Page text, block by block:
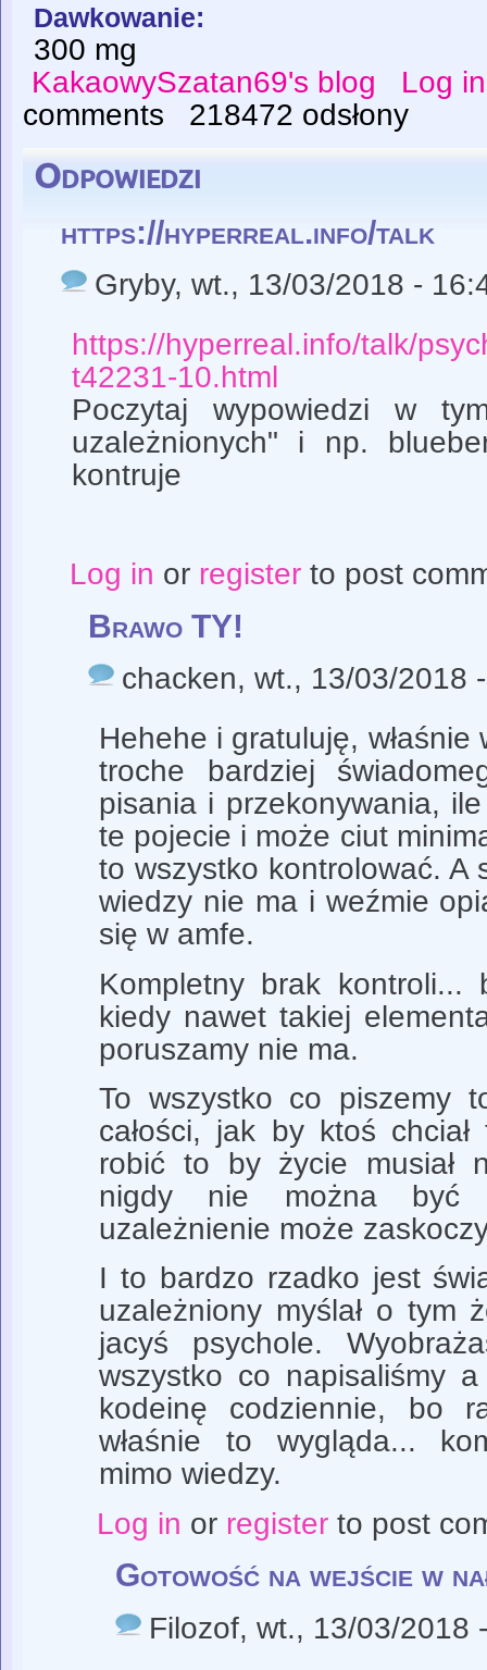
Dawkowanie:
300 mg
KakaowySzatan69's blog
Log in
comments
218472 odsłony
Odpowiedzi
https://hyperreal.info/talk
Gryby, wt., 13/03/2018 -
https://hyperreal.info/talk/
t42231-10.html
Poczytaj wypowiedzi w
uzależnionych" i np.
kontruje
Log in or registerto post
Brawo TY!
chacken, wt., 13/03/2018
Hehehe i gratuluję, właśnie
troche bardziej
pisania i przekonywania,
te pojecie i może ciut
to wszystko kontrolować. A
wiedzy nie ma i weźmie
się w amfe.
Kompletny brak
kiedy nawet takiej
poruszamy nie ma.
To wszystko co piszemy
całości, jak by ktoś
robić to by życie musiał
nigdy nie można być
uzależnienie może
I to bardzo rzadko jest
uzależniony myślał o tym
jacyś psychole.
wszystko co napisaliśmy
kodeinę codziennie, bo
właśnie to wygląda...
mimo wiedzy.
Log in or registerto post
Gotowość na wejście w
Filozof, wt., 13/03/2018